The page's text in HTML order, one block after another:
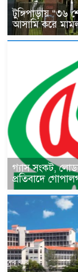
টুঙ্গিপাড়ায়
আসামি করে
গ্যাস সংকট,
প্রতিবাদে